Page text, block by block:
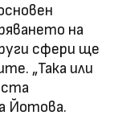
на
сфери ще
„Така или
Йотова.